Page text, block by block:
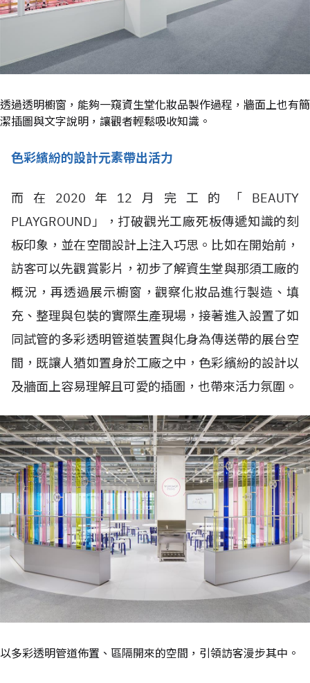
透過透明櫥窗，能夠一窺資生堂化妝品製作過程，牆面上也有簡
潔插圖與文字說明，讓觀者輕鬆吸收知識。
色彩繽紛的設計元素帶出活力
而在2020年12月完工的「BEAUTY
PLAYGROUND」，打破觀光工廠死板傳遞知識的刻
板印象，並在空間設計上注入巧思。比如在開始前，
訪客可以先觀賞影片，初步了解資生堂與那須工廠的
概況，再透過展示櫥窗，觀察化妝品進行製造、填
充、整理與包裝的實際生產現場，接著進入設置了如
同試管的多彩透明管道裝置與化身為傳送帶的展台空
間，既讓人猶如置身於工廠之中，色彩繽紛的設計以
及牆面上容易理解且可愛的插圖，也帶來活力氛圍。
以多彩透明管道佈置、區隔開來的空間，引領訪客漫步其中。